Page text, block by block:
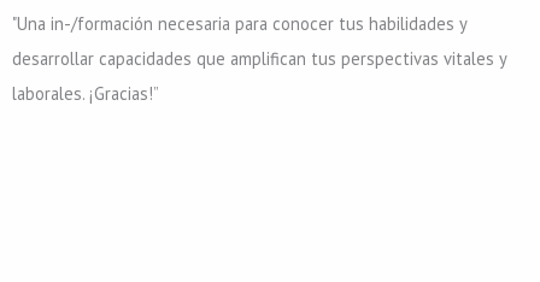
"Una in-/formación necesaria para conocer tus habilidades y
desarrollar capacidades que amplifican tus perspectivas vitales y
laborales. ¡Gracias!”